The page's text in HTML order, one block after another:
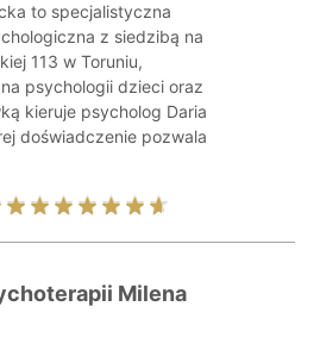
to specjalistyczna
z siedzibą na
113 w Toruniu,
psychologii dzieci oraz
kieruje psycholog Daria
doświadczenie pozwala
Milena